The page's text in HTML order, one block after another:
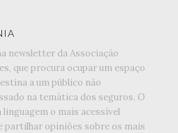
newsletter da Associação
que procura ocupar um espaço
a um público não
na temática dos seguros. O
o mais acessível
partilhar opiniões sobre os mais